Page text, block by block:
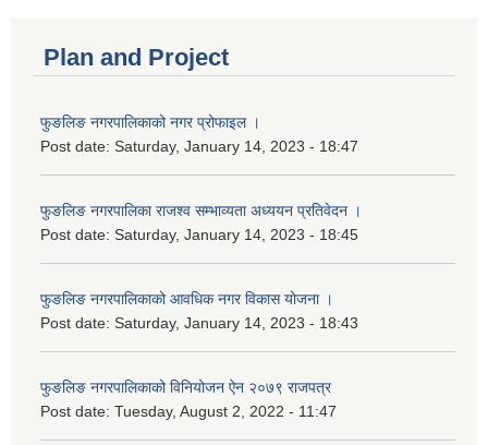
Plan and Project
फुङलिङ नगरपालिकाको नगर प्रोफाइल ।
Post date: Saturday, January 14, 2023 - 18:47
फुङलिङ नगरपालिका राजश्व सम्भाव्यता अध्ययन प्रतिवेदन ।
Post date: Saturday, January 14, 2023 - 18:45
फुङलिङ नगरपालिकाको आवधिक नगर विकास योजना ।
Post date: Saturday, January 14, 2023 - 18:43
फुङलिङ नगरपालिकाको विनियोजन ऐन २०७९ राजपत्र
Post date: Tuesday, August 2, 2022 - 11:47